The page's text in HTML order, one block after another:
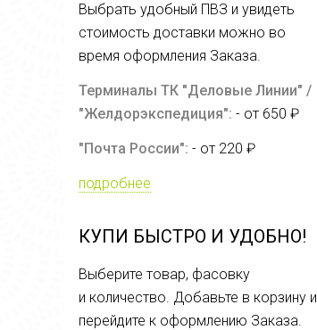
Выбрать удобный ПВЗ и увидеть
стоимость доставки можно во
время оформления Заказа.
Терминалы ТК "Деловые Линии" /
"Желдорэкспедиция": - от 650 ₽
"Почта России": - от 220 ₽
подробнее
КУПИ БЫСТРО И УДОБНО!
Выберите товар, фасовку
и количество. Добавьте в корзину и
перейдите к оформлению Заказа.